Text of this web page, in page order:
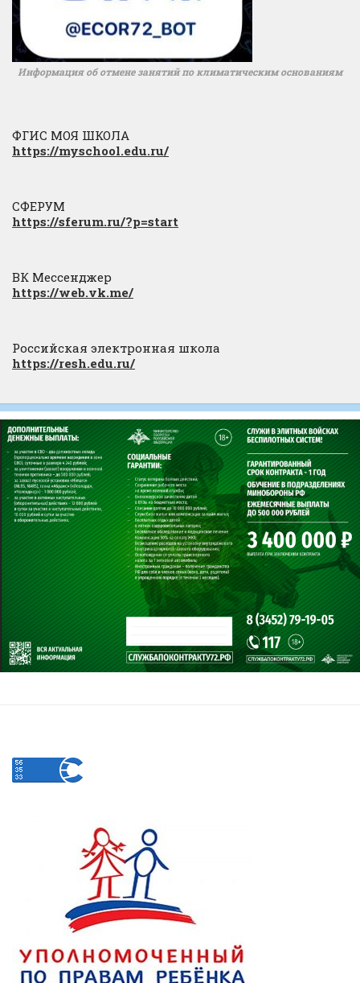
Информация об отмене занятий по климатическим основаниям
ФГИС МОЯ ШКОЛА
https://myschool.edu.ru/
СФЕРУМ
https://sferum.ru/?p=start
ВК Мессенджер
https://web.vk.me/
Российская электронная школа
https://resh.edu.ru/